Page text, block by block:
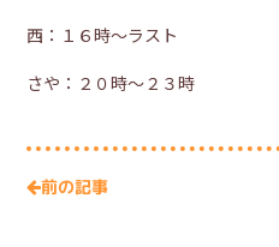
西：１６時～ラスト
さや：２０時～２３時
前の記事